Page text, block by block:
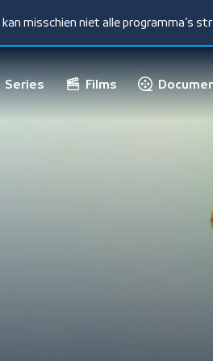
kan misschien niet alle programma’s
Series Films